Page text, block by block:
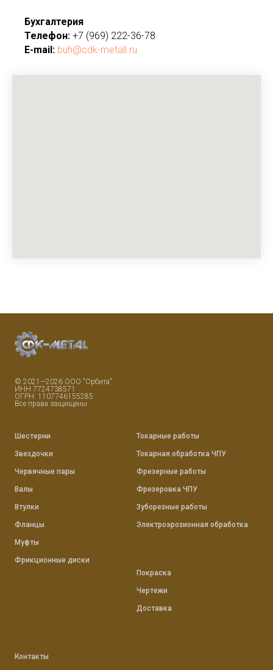
Бухгалтерия
Телефон: +7 (969) 222-36-78
E-mail: buh@cdk-metall.ru
© 2021—2026 ООО "Орбита"
ИНН 7724738571
ОГРН: 1107746155285
Все права защищены.
Шестерни
Звездочки
Червячные пары
Валы
Втулки
Фланцы
Муфты
Фрикционные диски
Токарные работы
Токарная обработка ЧПУ
Фрезерные работы
Фрезеровка ЧПУ
Зуборезные работы
Электроэрозионная обработка
Покраска
Чертежи
Доставка
Контакты